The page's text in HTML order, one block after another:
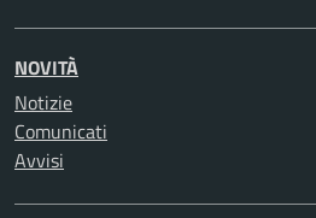
NOVITÀ
Notizie
Comunicati
Avvisi